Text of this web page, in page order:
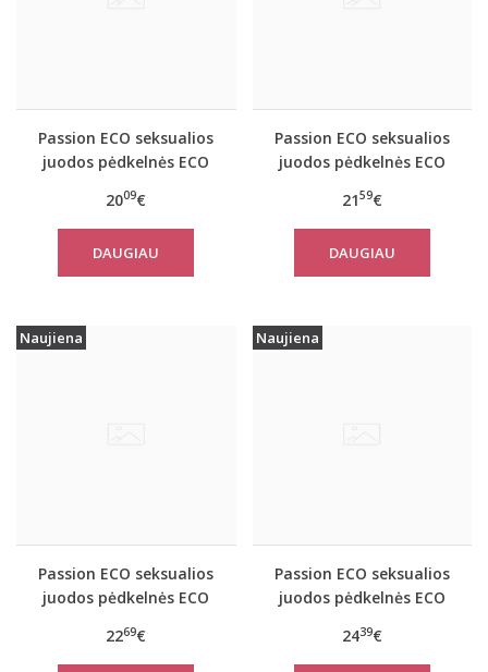
Passion ECO seksualios
juodos pėdkelnės ECO
2009€
DAUGIAU
Passion ECO seksualios
juodos pėdkelnės ECO
2159€
DAUGIAU
Naujiena
Passion ECO seksualios
juodos pėdkelnės ECO
2269€
Naujiena
Passion ECO seksualios
juodos pėdkelnės ECO
2439€